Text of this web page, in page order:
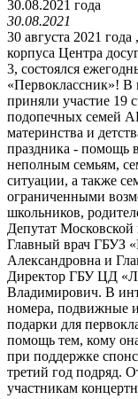
30.08.2021
30 августа 2021
корпуса Центра
3, состоялся
«Первоклассник»! В
приняли участие 19
подопечных семей
материнства и
праздника - помощь
неполным семьям,
ситуации, а также
ограниченными
школьников,
Депутат
Главный врач
Александровна и
Директор ГБУ ЦД
Владимирович. В
номера, подвижные
подарки для
помощь тем, кому
при поддержке
третий год подряд.
участникам